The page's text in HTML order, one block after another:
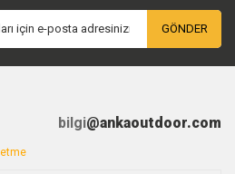
GÖNDER
bilgi@ankaoutdoor.com